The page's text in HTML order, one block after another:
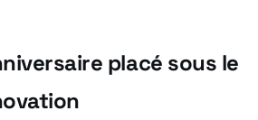
placé sous le